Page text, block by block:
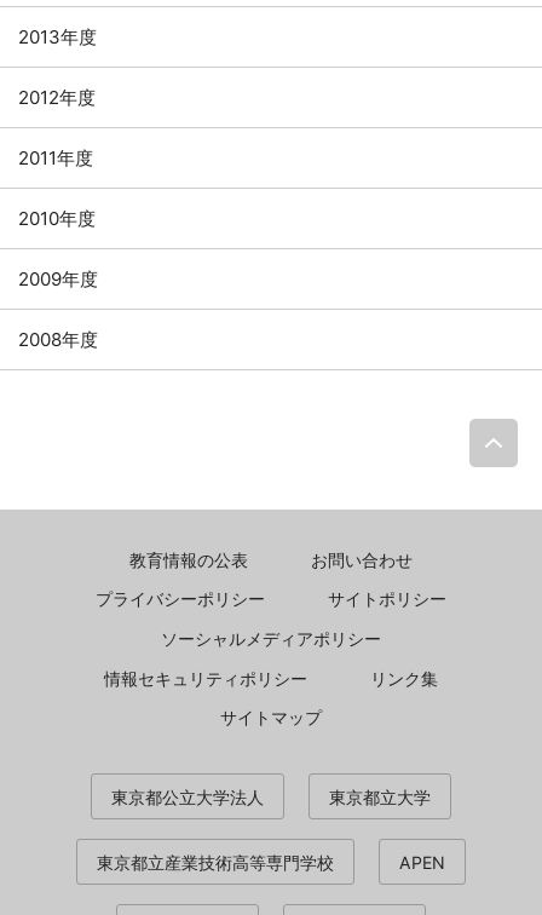
2013年度
2012年度
2011年度
2010年度
2009年度
2008年度
教育情報の公表
お問い合わせ
プライバシーポリシー
サイトポリシー
ソーシャルメディアポリシー
情報セキュリティポリシー
リンク集
サイトマップ
東京都公立大学法人 東京都立大学
東京都立産業技術高等専門学校 APEN